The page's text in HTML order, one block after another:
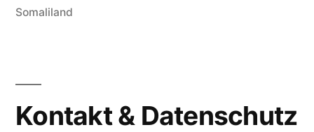
Somaliland
Kontakt & Datenschutz